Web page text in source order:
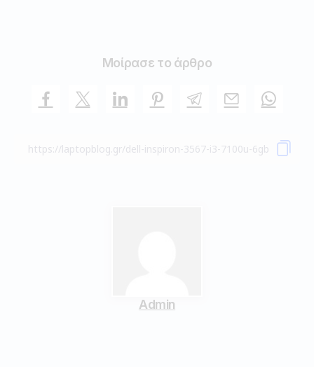
Μοίρασε το άρθρο
Admin